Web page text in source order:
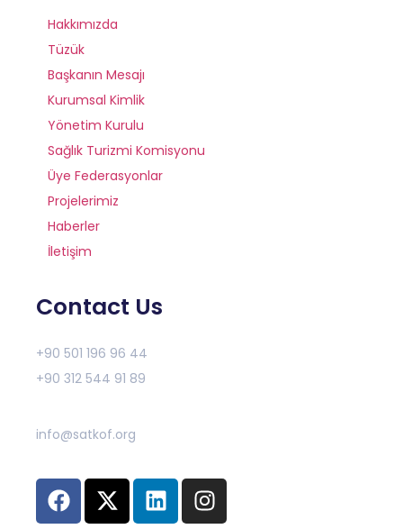
Hakkımızda
Tüzük
Başkanın Mesajı
Kurumsal Kimlik
Yönetim Kurulu
Sağlık Turizmi Komisyonu
Üye Federasyonlar
Projelerimiz
Haberler
İletişim
Contact Us
+90 501 196 96 44
+90 312 544 91 89
info@satkof.org